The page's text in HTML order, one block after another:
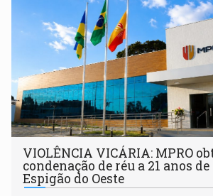
VIOLÊNCIA VICÁRIA: MPRO
condenação de réu a 21 anos
Espigão do Oeste